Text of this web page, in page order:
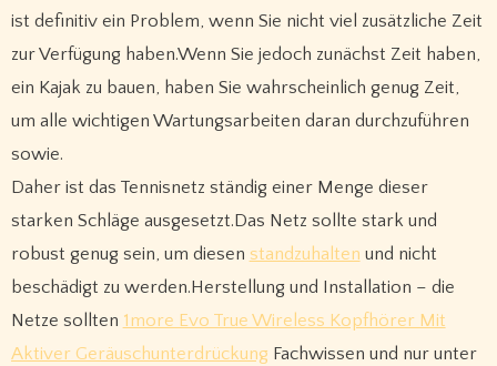
ist definitiv ein Problem, wenn Sie nicht viel zusätzliche Zeit
zur Verfügung haben.Wenn Sie jedoch zunächst Zeit haben,
ein Kajak zu bauen, haben Sie wahrscheinlich genug Zeit,
um alle wichtigen Wartungsarbeiten daran durchzuführen
sowie.
Daher ist das Tennisnetz ständig einer Menge dieser
starken Schläge ausgesetzt.Das Netz sollte stark und
robust genug sein, um diesen standzuhalten und nicht
beschädigt zu werden.Herstellung und Installation – die
Netze sollten 1more Evo True Wireless Kopfhörer Mit
Aktiver Geräuschunterdrückung Fachwissen und nur unter